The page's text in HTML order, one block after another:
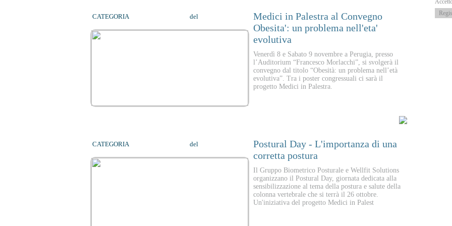
CATEGORIA del
Medici in Palestra al Convegno
Obesita': un problema nell'eta'
evolutiva
Venerdì 8 e Sabato 9 novembre a Perugia, presso
l’Auditorium “Francesco Morlacchi”, si svolgerà il
convegno dal titolo “Obesità: un problema nell’età
evolutiva”. Tra i poster congressuali ci sarà il
progetto Medici in Palestra.
CATEGORIA del
Postural Day - L'importanza di una
corretta postura
Il Gruppo Biometrico Posturale e Wellfit Solutions
organizzano il Postural Day, giornata dedicata alla
sensibilizzazione al tema della postura e salute della
colonna vertebrale che si terrà il 26 ottobre.
Un'iniziativa del progetto Medici in Palest